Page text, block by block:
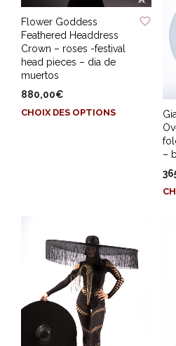
choisies
sur
la
page
ADD TO WISHLIST
Flower Goddess
Feathered Headdress
Crown – roses -festival
head pieces – dia de
muertos
880,00€
CHOIX DES OPTIONSCe
variations.
choisies
sur
la
page
–